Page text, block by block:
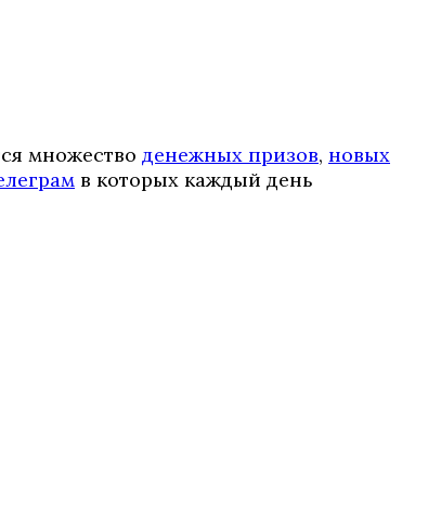
множество денежных призов, новых
в которых каждый день